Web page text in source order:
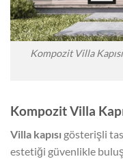
Kompozit Villa
Kompozit Villa
Villa kapısı gösterişli
estetiği güvenlikle